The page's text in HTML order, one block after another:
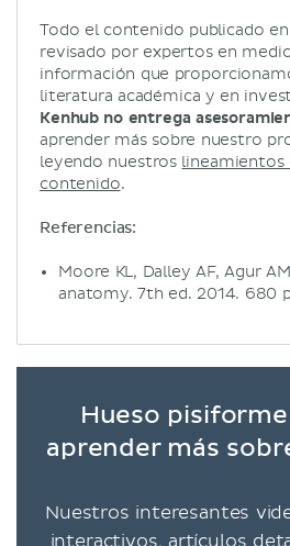
Todo el contenido publicado
revisado por expertos en
información que
literatura académica y en
Kenhub no entrega
aprender más sobre nuestro
leyendo nuestros lineamientos
contenido.
Referencias:
Moore KL, Dalley AF, Agur
anatomy. 7th ed. 2014. 680
Hueso pisiforme
aprender más
Nuestros interesantes
interactivos, artículos